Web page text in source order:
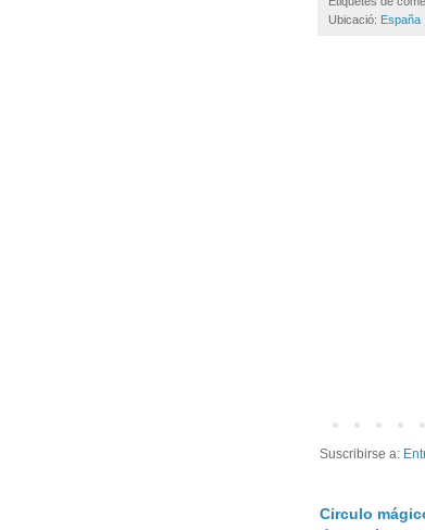
Ubicació: España
Suscribirse a:
Circulo